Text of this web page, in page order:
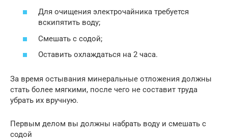
Для очищения электрочайника требуется
вскипятить воду;
Смешать с содой;
Оставить охлаждаться на 2 часа.
За время остывания минеральные отложения должны
стать более мягкими, после чего не составит труда
убрать их вручную.
Первым делом вы должны набрать воду и смешать с
содой